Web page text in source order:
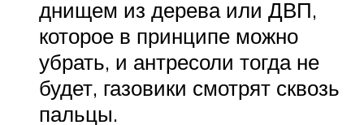
днищем из дерева или ДВП,
которое в принципе можно
убрать, и антресоли тогда не
будет, газовики смотрят сквозь
пальцы.